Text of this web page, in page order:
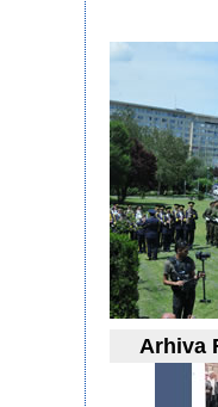
Arhiva